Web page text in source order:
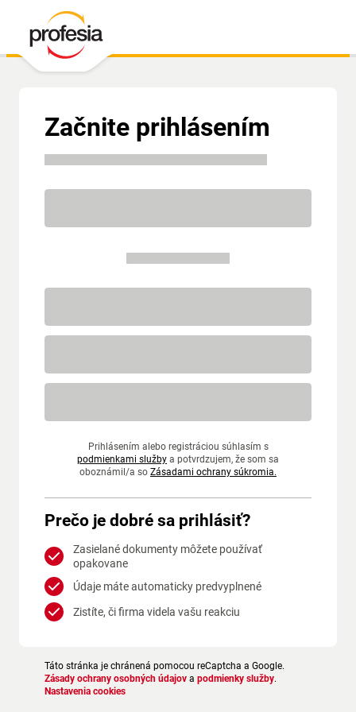
Začnite prihlásením
Prihlásením alebo registráciou súhlasím s
podmienkami služby a potvrdzujem, že som sa
oboznámil/a so Zásadami ochrany súkromia.
Prečo je dobré sa prihlásiť?
Zasielané dokumenty môžete používať
opakovane
Údaje máte automaticky predvyplnené
Zistíte, či firma videla vašu reakciu
Táto stránka je chránená pomocou reCaptcha a Google.
Zásady ochrany osobných údajov a podmienky služby.
Nastavenia cookies